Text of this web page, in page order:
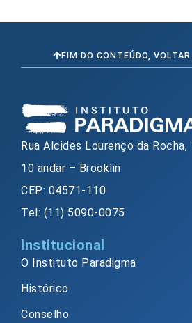
FIM DO CONTEÚDO,
Rua Alcides Lourenço da Rocha,
10 andar – Brooklin
CEP: 04571-110
Tel: (11) 5090-0075
Institucional
O Instituto Paradigma
Histórico
Conselho